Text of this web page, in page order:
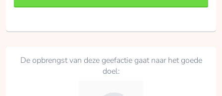
De opbrengst van deze geefactie gaat naar het goede
doel: